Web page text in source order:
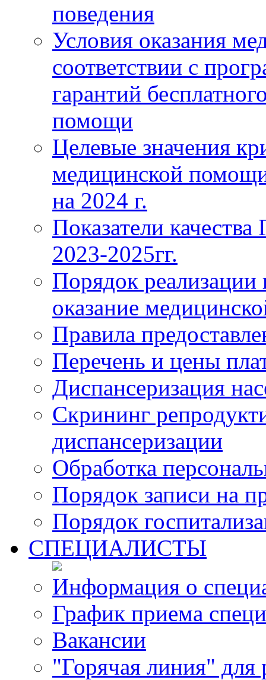
поведения
Условия оказания
соответствии с
гарантий
помощи
Целевые значения
медицинской
на 2024 г.
Показатели
2023-2025гг.
Порядок реализации
оказание
Правила
Перечень и цены
Диспансеризация
Скрининг
диспансеризации
Обработка
Порядок записи на
Порядок
СПЕЦИАЛИСТЫ
Информация о
График приема
Вакансии
"Горячая линия"